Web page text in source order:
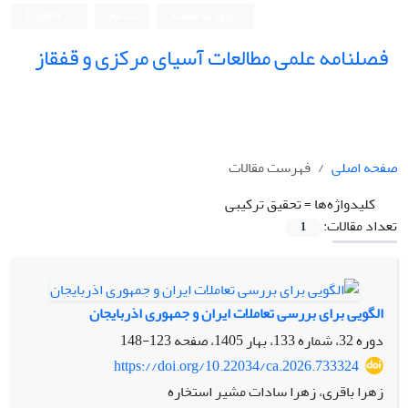
فصلنامه علمی مطالعات آسیای مرکزی و قفقاز
صفحه اصلی
فهرست مقالات
کلیدواژه‌ها =تحقیق ترکیبی
تعداد مقالات:
1
الگویی برای بررسی تعاملات ایران و جمهوری اذربایجان
دوره 32، شماره 133، بهار 1405، صفحه
123-148
https://doi.org/10.22034/ca.2026.733324
زهرا باقری، زهرا سادات مشیر استخاره